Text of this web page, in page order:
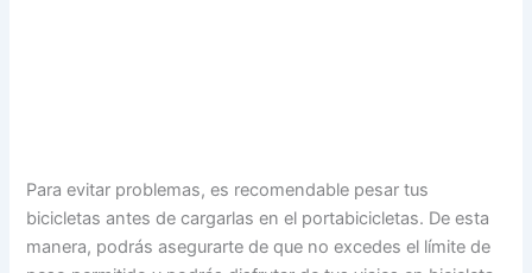
Para evitar problemas, es recomendable pesar tus
bicicletas antes de cargarlas en el portabicicletas. De esta
manera, podrás asegurarte de que no excedes el límite de